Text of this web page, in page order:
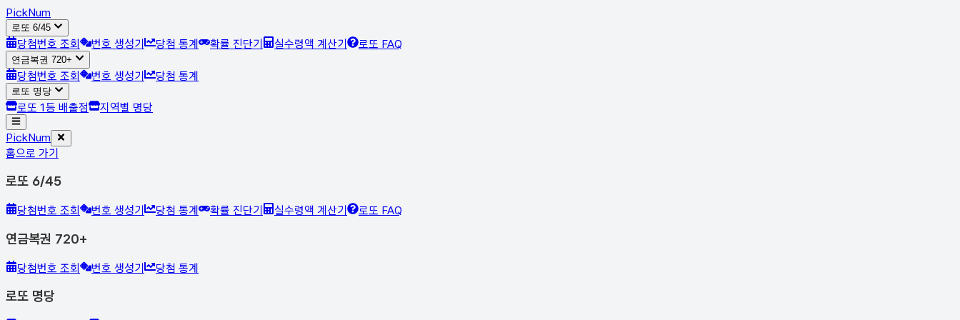
PickNum
로또 6/45
당첨번호 조회 번호 생성기 당첨 통계 확률 진단기 실수령액 계산기 로또 FAQ
연금복권 720+
당첨번호 조회 번호 생성기 당첨 통계
로또 명당
로또 1등 배출점 지역별 명당
PickNum
홈으로 가기
로또 6/45
당첨번호 조회 번호 생성기 당첨 통계 확률 진단기 실수령액 계산기 로또 FAQ
연금복권 720+
당첨번호 조회 번호 생성기 당첨 통계
로또 명당